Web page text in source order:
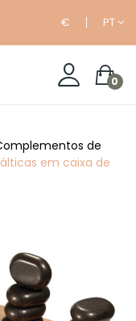
€ PT
0
de
em caixa de